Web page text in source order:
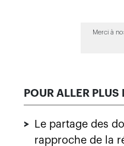
Merci à
POUR ALLER PLUS
>
Le partage des
rapproche de la